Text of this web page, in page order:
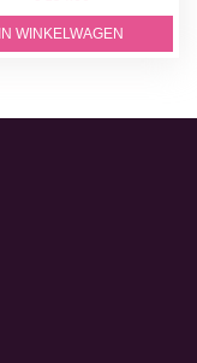
IN WINKELWAGEN